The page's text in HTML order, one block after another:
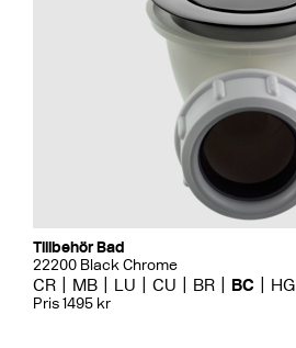
Tillbehör Bad
22200 Black Chrome
CR MB LU CU BR BC HG
Pris 1495 kr